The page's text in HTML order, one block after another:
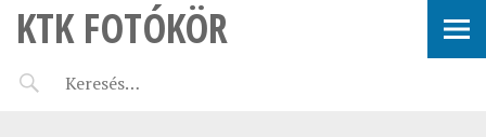
KTK FOTÓKÖR